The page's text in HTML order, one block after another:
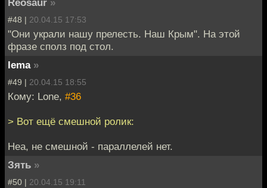
Reosaur »
#48 | 20.04.15 17:53
"Они украли нашу прелесть. Наш Крым". На этой
фразе сполз под стол.
lema »
#49 | 20.04.15 18:55
Кому: Lone, #36
> Вот ещё смешной ролик:
Неа, не смешной - параллелей нет.
Зять »
#50 | 20.04.15 19:11